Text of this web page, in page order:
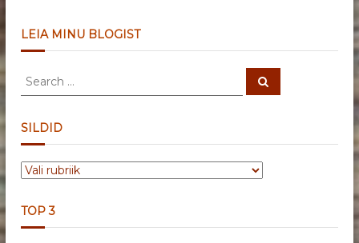
LEIA MINU BLOGIST
S
r
c
h
f
r
:
S
SILDID
S
D
TOP 3